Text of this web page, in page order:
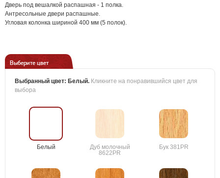
Дверь под вешалкой распашная - 1 полка.
Антресольные двери распашные.
Угловая колонка шириной 400 мм (5 полок).
Выберите цвет
Выбранный цвет: Белый. Кликните на понравившийся цвет для
выбора
Белый
Дуб молочный
8622PR
Бук 381PR